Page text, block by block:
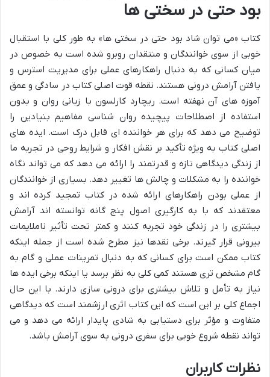
بود حتی در سختی ها
کتاب «می توان شاد بود حتی در سختی ها» به طور کلی با استقبال
خوبی از سوی خوانندگان و منتقدان روبرو شده است به خصوص در
میان کسانی که به دنبال راهکارهای عملی برای مدیریت استرس و
یافتن آرامش درونی هستند. نقطه قوت اصلی کتاب در سادگی و عمق
آموزه های آن نهفته است. ریچارد کارلسون با زبانی روان و بدون
استفاده از اصطلاحات پیچیده روان شناسی مفاهیم بنیادین را
توضیح می دهد که برای هر خواننده ای قابل درک است. ایده های
اصلی کتاب به ویژه تأکید بر نقش افکار و شرایط روحی در تجربه ما
از زندگی دیدگاهی تازه و قدرتمند را ارائه می دهد که می تواند نگاه
خواننده را به مشکلات و چالش ها تغییر دهد. بسیاری از خوانندگان
از عملی بودن راهکارهای ارائه شده در کتاب تمجید کرده اند و
معتقدند که با به کارگیری اصول پنج گانه توانسته اند آرامش
بیشتری را در زندگی خود تجربه کنند و کمتر تحت تأثیر ناملایمات
بیرونی قرار گیرند. برخی نقدها نیز مطرح شده است از جمله اینکه
کتاب ممکن است برای کسانی که به دنبال تمرینات عملی و گام به
گام مشخص تری هستند کمی کلی به نظر برسد یا اینکه برخی ایده ها
نیاز به تأمل و تلاش بیشتری برای درونی سازی دارند. با این حال
اجماع کلی بر این است که این کتاب اثری ارزشمند است که دیدگاهی
متفاوت و مؤثر برای دستیابی به شادی پایدار ارائه می دهد و می
تواند نقطه شروع خوبی برای سفری درونی به سوی آرامش باشد.
نظرات کاربران